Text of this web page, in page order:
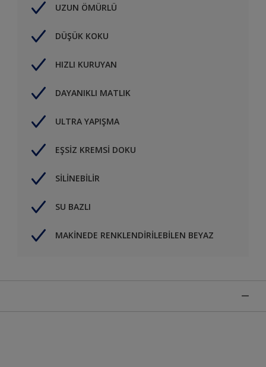
UZUN ÖMÜRLÜ
DÜŞÜK KOKU
HIZLI KURUYAN
DAYANIKLI MATLIK
ULTRA YAPIŞMA
EŞSİZ KREMSİ DOKU
SİLİNEBİLİR
SU BAZLI
MAKİNEDE RENKLENDİRİLEBİLEN BEYAZ